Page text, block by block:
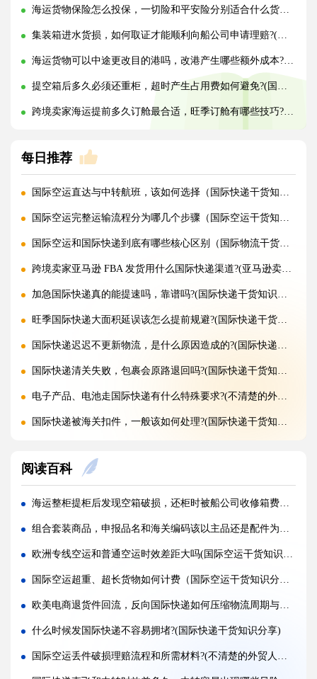
海运货物保险怎么投保，一切险和平安险分别适合什么货物?(国际海运干货知识分享)
集装箱进水货损，如何取证才能顺利向船公司申请理赔?(国际海运干货知识分享)
海运货物可以中途更改目的港吗，改港产生哪些额外成本?(国际海运干货知识分享)
提空箱后多久必须还重柜，超时产生占用费如何避免?(国际海运干货知识分享)
跨境卖家海运提前多久订舱最合适，旺季订舱有哪些技巧?(国际海运干货知识分享)
每日推荐
国际空运直达与中转航班，该如何选择（国际快递干货知识分享）
国际空运完整运输流程分为哪几个步骤（国际空运干货知识分享）
国际空运和国际快递到底有哪些核心区别（国际物流干货知识分享）
跨境卖家亚马逊 FBA 发货用什么国际快递渠道?(亚马逊卖家必看篇)
加急国际快递真的能提速吗，靠谱吗?(国际快递干货知识分享)
旺季国际快递大面积延误该怎么提前规避?(国际快递干货知识分享)
国际快递迟迟不更新物流，是什么原因造成的?(国际快递干货知识分享)
国际快递清关失败，包裹会原路退回吗?(国际快递干货知识分享)
电子产品、电池走国际快递有什么特殊要求?(不清楚的外贸人看过来)
国际快递被海关扣件，一般该如何处理?(国际快递干货知识分享)
不同国家国际快递报价差距为什么这么大?(国际快递干货知识分享)
国际快递运费是怎么计算的，体积重怎么核算?(国际快递干货知识分享)
国际快递可以寄哪些国家，偏远地区能派送吗（国际快递干货知识分享）
什么是国际快递，和国际物流有什么区别（国际快递干货知识分享）
亚马逊 FBA 空运头程，选空派还是纯空运更合适?(国际空运干货知识分享)
实木包装走国际空运，一定要做熏蒸吗?(国际空运干货知识分享)
空运货物被扣，最快多久可以完成清关放行?(国际空运干货知识分享)
国际空运税费由谁承担，到门和到港费用差别在哪?(不清楚的外贸人看过来)
多家货代空运报价差异大，该如何辨别虚高报价?(国际空运干货知识分享)
阅读百科
海运整柜提柜后发现空箱破损，还柜时被船公司收修箱费合理吗（国际海运干货知识分享）
组合套装商品，申报品名和海关编码该以主品还是配件为准（国际快递干货知识分享）
欧洲专线空运和普通空运时效差距大吗(国际空运干货知识分享)
国际空运超重、超长货物如何计费（国际空运干货知识分享）
欧美电商退货件回流，反向国际快递如何压缩物流周期与成本（国际快递干货知识分享）
什么时候发国际快递不容易拥堵?(国际快递干货知识分享)
国际空运丢件破损理赔流程和所需材料?(不清楚的外贸人看过来)